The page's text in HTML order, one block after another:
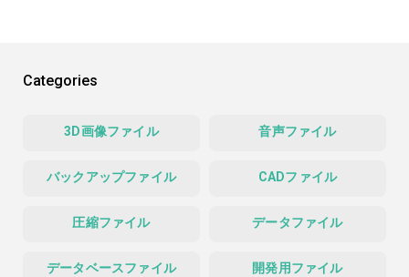
Categories
3D画像ファイル 音声ファイル
バックアップファイル CADファイル
圧縮ファイル データファイル
データベースファイル 開発用ファイル